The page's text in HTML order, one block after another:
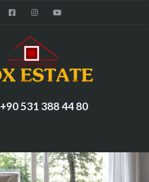
+90 531 388 44 80